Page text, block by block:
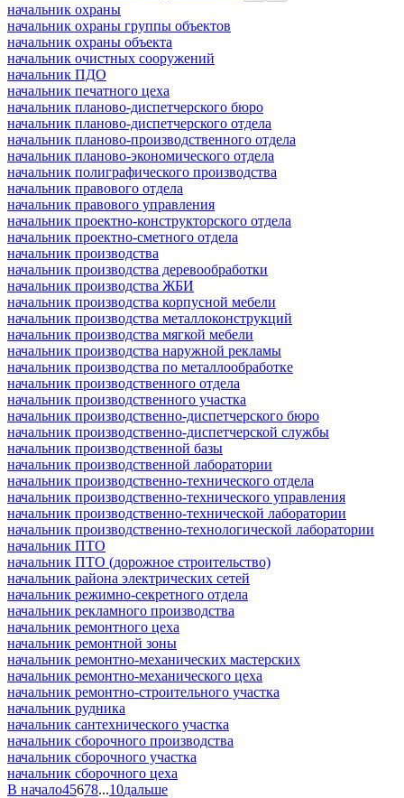
начальник охраны
начальник охраны группы объектов
начальник охраны объекта
начальник очистных сооружений
начальник ПДО
начальник печатного цеха
начальник планово-диспетчерского бюро
начальник планово-диспетчерского отдела
начальник планово-производственного отдела
начальник планово-экономического отдела
начальник полиграфического производства
начальник правового отдела
начальник правового управления
начальник проектно-конструкторского отдела
начальник проектно-сметного отдела
начальник производства
начальник производства деревообработки
начальник производства ЖБИ
начальник производства корпусной мебели
начальник производства металлоконструкций
начальник производства мягкой мебели
начальник производства наружной рекламы
начальник производства по металлообработке
начальник производственного отдела
начальник производственного участка
начальник производственно-диспетчерского бюро
начальник производственно-диспетчерской службы
начальник производственной базы
начальник производственной лаборатории
начальник производственно-технического отдела
начальник производственно-технического управления
начальник производственно-технической лаборатории
начальник производственно-технологической лаборатории
начальник ПТО
начальник ПТО (дорожное строительство)
начальник района электрических сетей
начальник режимно-секретного отдела
начальник рекламного производства
начальник ремонтного цеха
начальник ремонтной зоны
начальник ремонтно-механических мастерских
начальник ремонтно-механического цеха
начальник ремонтно-строительного участка
начальник рудника
начальник сантехнического участка
начальник сборочного производства
начальник сборочного участка
начальник сборочного цеха
В начало45678...10дальше